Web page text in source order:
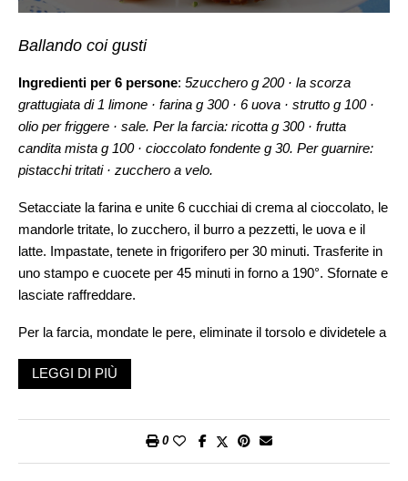
Ballando coi gusti
Ingredienti per 6 persone: 5zucchero g 200 · la scorza
grattugiata di 1 limone · farina g 300 · 6 uova · strutto g 100 ·
olio per friggere · sale. Per la farcia: ricotta g 300 · frutta
candita mista g 100 · cioccolato fondente g 30. Per guarnire:
pistacchi tritati · zucchero a velo.
Setacciate la farina e unite 6 cucchiai di crema al cioccolato, le
mandorle tritate, lo zucchero, il burro a pezzetti, le uova e il
latte. Impastate, tenete in frigorifero per 30 minuti. Trasferite in
uno stampo e cuocete per 45 minuti in forno a 190°. Sfornate e
lasciate raffreddare.
Per la farcia, mondate le pere, eliminate il torsolo e dividetele a
acqua e il miele. Scolatele e disponetele sulla base di pasta
LEGGI DI PIÙ
0